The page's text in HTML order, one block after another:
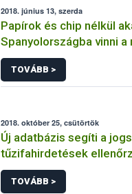
2018. június 13, szerda
Papírok és chip nélkül
Spanyolországba vinni a
kölyökkutyákat
TOVÁBB >
2018. október 25, csütörtök
Új adatbázis segíti a
tűzifahirdetések
honlapján
TOVÁBB >